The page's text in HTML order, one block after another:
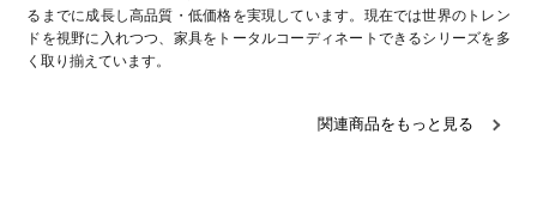
るまでに成長し高品質・低価格を実現しています。現在では世界のトレン
ドを視野に入れつつ、家具をトータルコーディネートできるシリーズを多
く取り揃えています。
関連商品をもっと見る